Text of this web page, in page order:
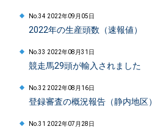
No.34 2022年09月05日
2022年の生産頭数（速報値）
No.33 2022年08月31日
競走馬29頭が輸入されました
No.32 2022年08月16日
登録審査の概況報告（静内地区）
No.31 2022年07月28日